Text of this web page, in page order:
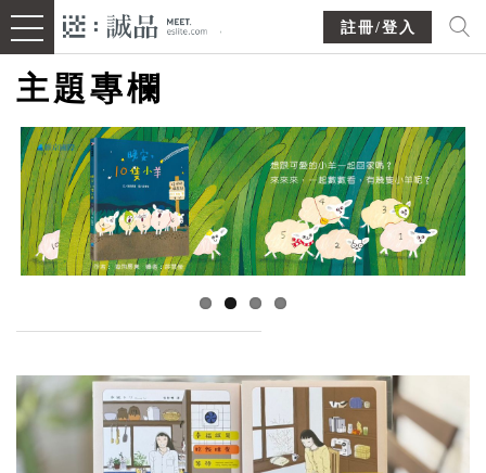
註冊/登入
主題專欄